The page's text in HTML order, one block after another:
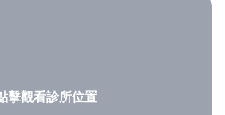
擊觀看診所位置